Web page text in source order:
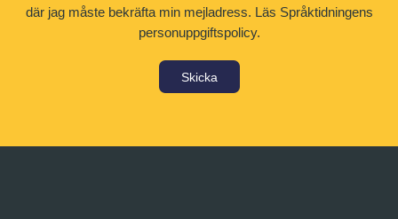
där jag måste bekräfta min mejladress. Läs Språktidningens
personuppgiftspolicy.
Skicka